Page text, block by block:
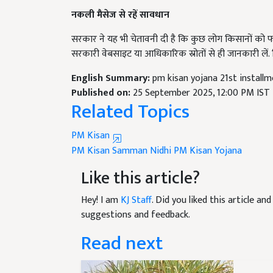
सरकारी वेबसाइट या आधिकारिक स्रोतों से ही
Published on:25 September 2025, 12:00 PM IST
Related Topics
PM Kisan
PM Kisan Samman Nidhi
Like this article?
Hey! I amKJ Staff. Did you liked this article
suggestions and feedback.
Read next